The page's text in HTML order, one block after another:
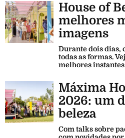
House of
melhores
imagens
Durante dois dias,
todas as formas.
melhores
Máxima
2026: um
beleza
Com talks sobre